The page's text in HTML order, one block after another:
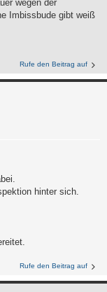
wegen der
Imbissbude gibt weiß
Rufe den Beitrag auf
hinter sich.
Rufe den Beitrag auf